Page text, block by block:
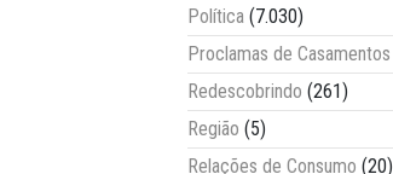
Política (7.030)
Proclamas de Casamentos
Redescobrindo (261)
Região (5)
Relações de Consumo (20)